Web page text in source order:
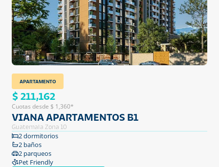
APARTAMENTO
$ 211,162
Cuotas desde $ 1,360*
VIANA APARTAMENTOS B1
Guatemala Zona 10
2 dormitorios
2 baños
2 parqueos
Pet Friendly